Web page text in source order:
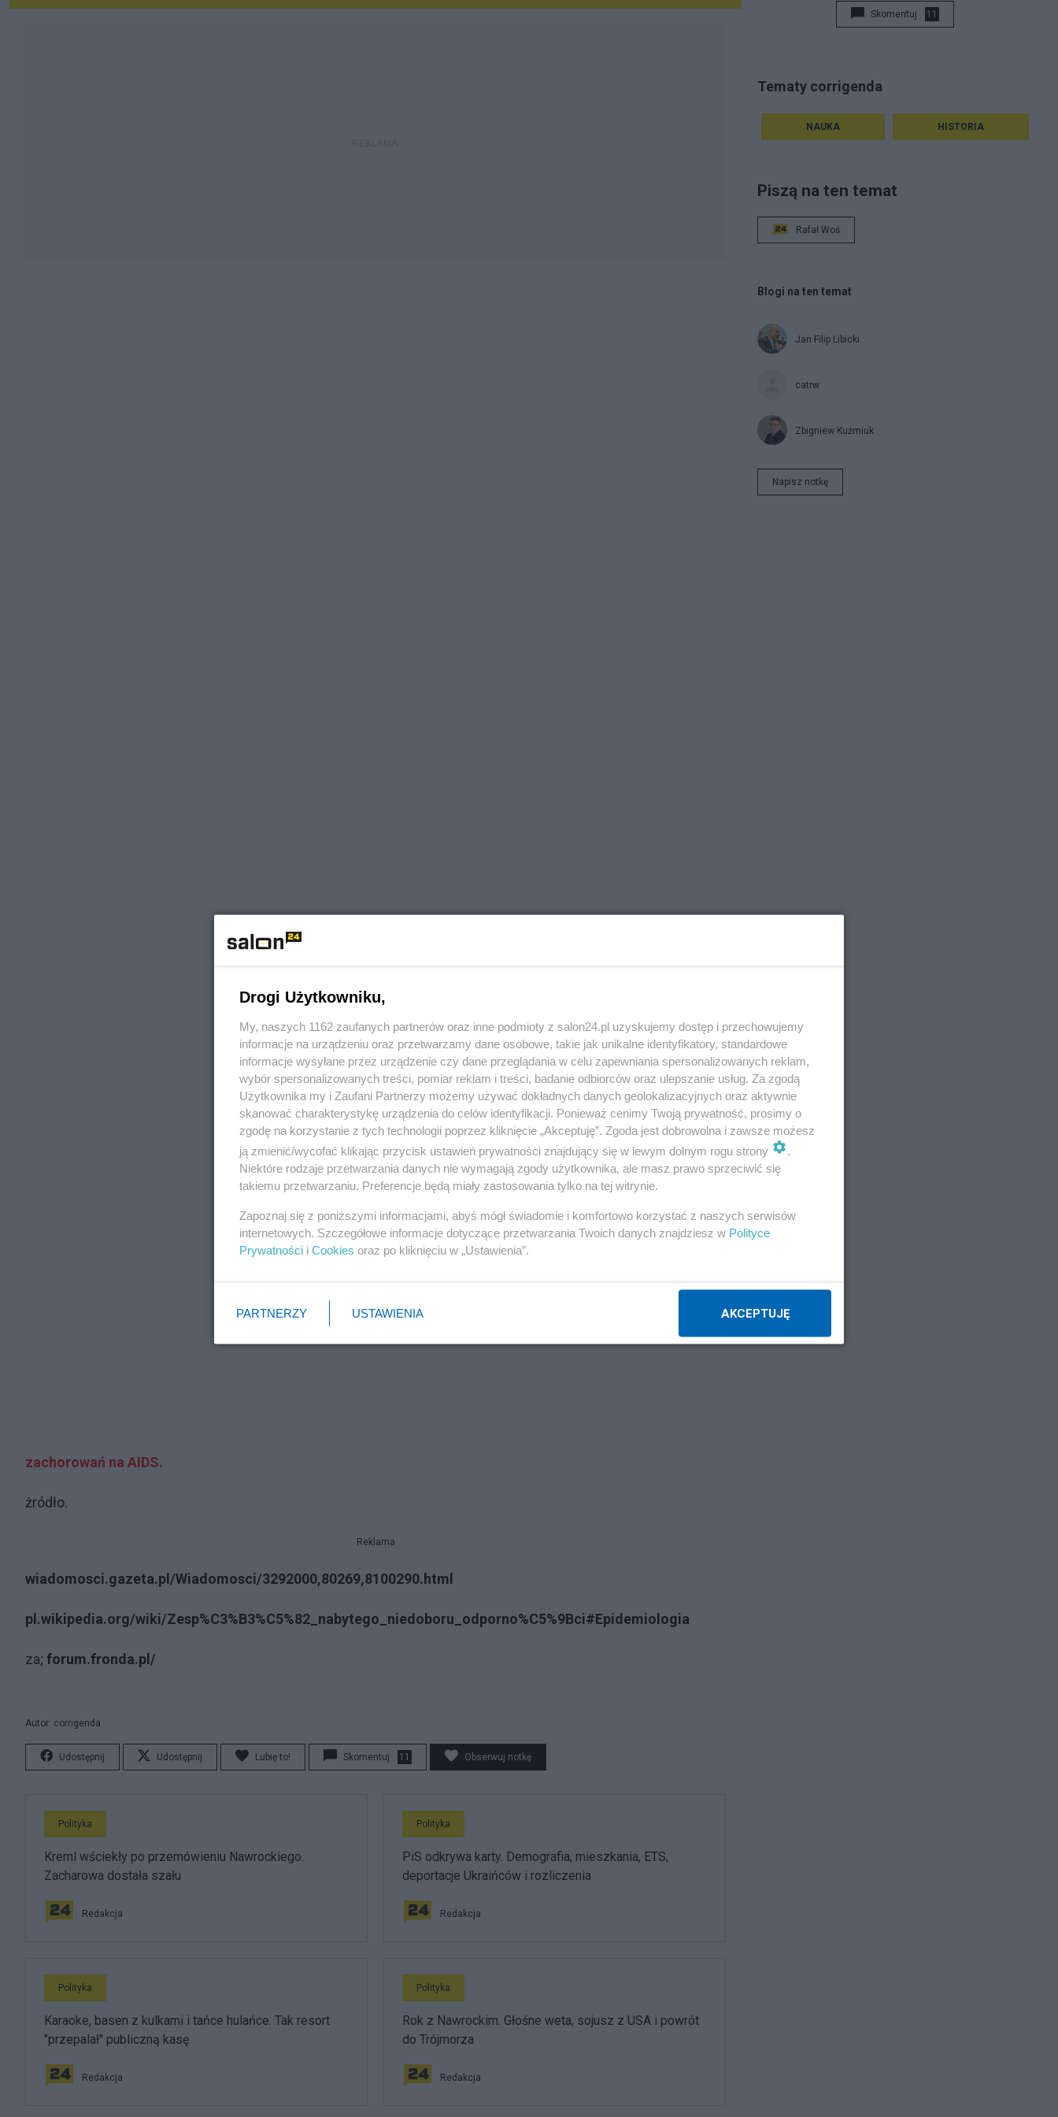
Reklama
zachorowań na AIDS.
żródło.
Reklama
wiadomosci.gazeta.pl/Wiadomosci/3292000,80269,8100290.html
pl.wikipedia.org/wiki/Zesp%C3%B3%C5%82_nabytego_niedoboru_odporno%C5%9Bci#Epidemiologia
za; forum.fronda.pl/
Autor: corrigenda
Udostępnij Udostępnij Lubię to! Skomentuj 11 Obserwuj notkę
Polityka
Kreml wściekły po przemówieniu Nawrockiego.
Zacharowa dostała szału
Redakcja
Polityka
PiS odkrywa karty. Demografia, mieszkania, ETS,
deportacje Ukraińców i rozliczenia
Redakcja
Polityka
Karaoke, basen z kulkami i tańce hulańce. Tak resort
"przepalał" publiczną kasę
Redakcja
Polityka
Rok z Nawrockim. Głośne weta, sojusz z USA i powrót
do Trójmorza
Redakcja
rozumiejąc, mógł się ocalić.
Skomentuj 11
Tematy corrigenda
NAUKA HISTORIA
Piszą na ten temat
Rafał Woś
Blogi na ten temat
Jan Filip Libicki
catrw
Zbigniew Kuźmiuk
Napisz notkę
Drogi Użytkowniku,
My, naszych 1162 zaufanych partnerów oraz inne podmioty z salon24.pl uzyskujemy dostęp i przechowujemy
informacje na urządzeniu oraz przetwarzamy dane osobowe, takie jak unikalne identyfikatory, standardowe
informacje wysyłane przez urządzenie czy dane przeglądania w celu zapewniania spersonalizowanych reklam,
wybór spersonalizowanych treści, pomiar reklam i treści, badanie odbiorców oraz ulepszanie usług. Za zgodą
Użytkownika my i Zaufani Partnerzy możemy używać dokładnych danych geolokalizacyjnych oraz aktywnie
skanować charakterystykę urządzenia do celów identyfikacji. Ponieważ cenimy Twoją prywatność, prosimy o
zgodę na korzystanie z tych technologii poprzez kliknięcie „Akceptuję”. Zgoda jest dobrowolna i zawsze możesz
ją zmienić/wycofać klikając przycisk ustawień prywatności znajdujący się w lewym dolnym rogu strony
.
Niektóre rodzaje przetwarzania danych nie wymagają zgody użytkownika, ale masz prawo sprzeciwić się
takiemu przetwarzaniu. Preferencje będą miały zastosowania tylko na tej witrynie.
Zapoznaj się z poniższymi informacjami, abyś mógł świadomie i komfortowo korzystać z naszych serwisów
internetowych. Szczegółowe informacje dotyczące przetwarzania Twoich danych znajdziesz w Polityce
Prywatności i Cookies oraz po kliknięciu w „Ustawienia”.
PARTNERZY USTAWIENIA AKCEPTUJĘ